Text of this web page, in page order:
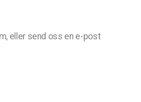
eller send oss en e-post